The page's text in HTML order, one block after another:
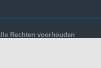
Rechten voorhouden